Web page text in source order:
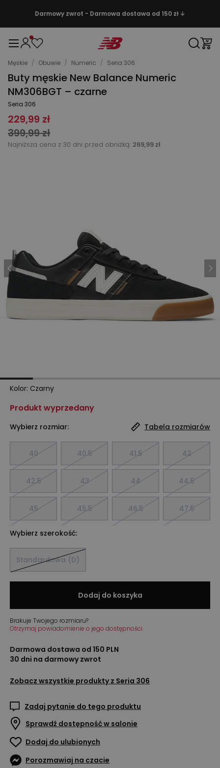
Darmowy zwrot - Darmowa dostawa od 150 zł ↓
Męskie / Obuwie / Numeric / Seria 306
Buty męskie New Balance Numeric
NM306BGT – czarne
Seria 306
229,99 zł
399,99 zł
Najniższa cena z 30 dni przed obniżką: 269,99 zł
Kolor: Czarny
Produkt wyprzedany
Wybierz rozmiar: Tabela rozmiarów
40 40.5 41.5 42
42.5 43 44 44.5
45 45.5 46.5 47.5
Wybierz szerokość:
Standardowa (D)
Dodaj do koszyka
Brakuje Twojego rozmiaru?
Otrzymaj powiadomienie o jego dostępności
Darmowa dostawa od 150 PLN
30 dni na darmowy zwrot
Zobacz wszystkie produkty z Seria 306
Zadaj pytanie do tego produktu
Sprawdź dostępność w salonie
Dodaj do ulubionych
Porozmawiaj na czacie